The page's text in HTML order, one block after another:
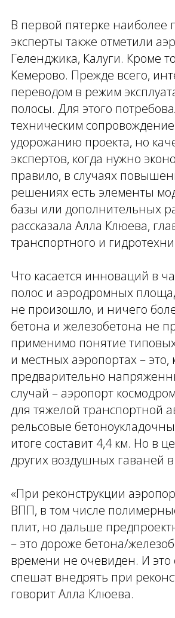
В первой пятерке наиболее
эксперты также отметили
Геленджика, Калуги. Кроме
Кемерово. Прежде всего,
переводом в режим
полосы. Для этого
техническим
удорожанию проекта, но
экспертов, когда нужно
правило, в случаях
решениях есть элементы
базы или дополнительных
рассказала Алла Клюева,
транспортного и
Что касается инноваций в
полос и аэродромных
не произошло, и ничего
бетона и железобетона не
применимо понятие
и местных аэропортах – это,
предварительно
случай – аэропорт
для тяжелой транспортной
рельсовые
итоге составит 4,4 км. Но в
других воздушных гаваней
«При реконструкции
ВПП, в том числе
плит, но дальше
– это дороже бетона/
времени не очевиден. И
спешат внедрять при
говорит Алла Клюева.